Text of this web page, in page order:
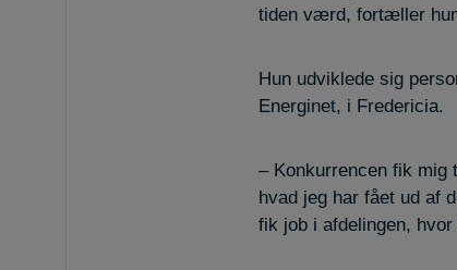
tiden værd, fortæller
Hun udviklede sig
Energinet, i Fredericia.
– Konkurrencen fik mig
hvad jeg har fået ud af
fik job i afdelingen,